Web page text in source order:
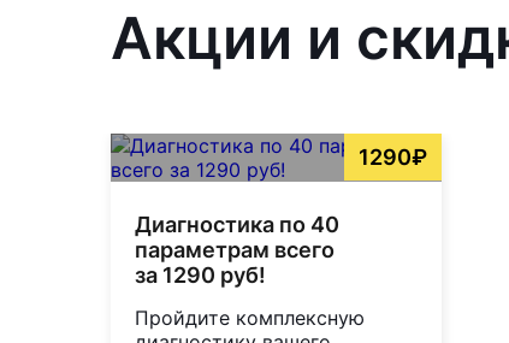
Акции и
1290₽
Диагностика по 40
параметрам всего
за 1290 руб!
Пройдите комплексную